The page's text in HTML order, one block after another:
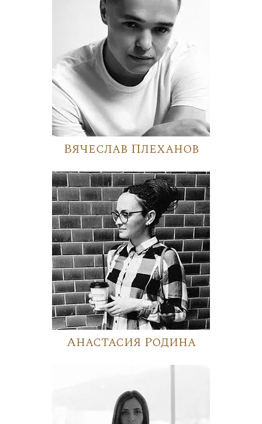
Вячеслав Плеханов
Анастасия Родина